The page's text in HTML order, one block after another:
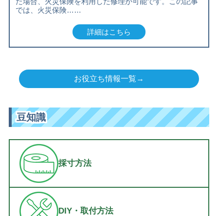
では、火災保険……
詳細はこちら
お役立ち情報一覧→
豆知識
採寸方法
DIY・取付方法